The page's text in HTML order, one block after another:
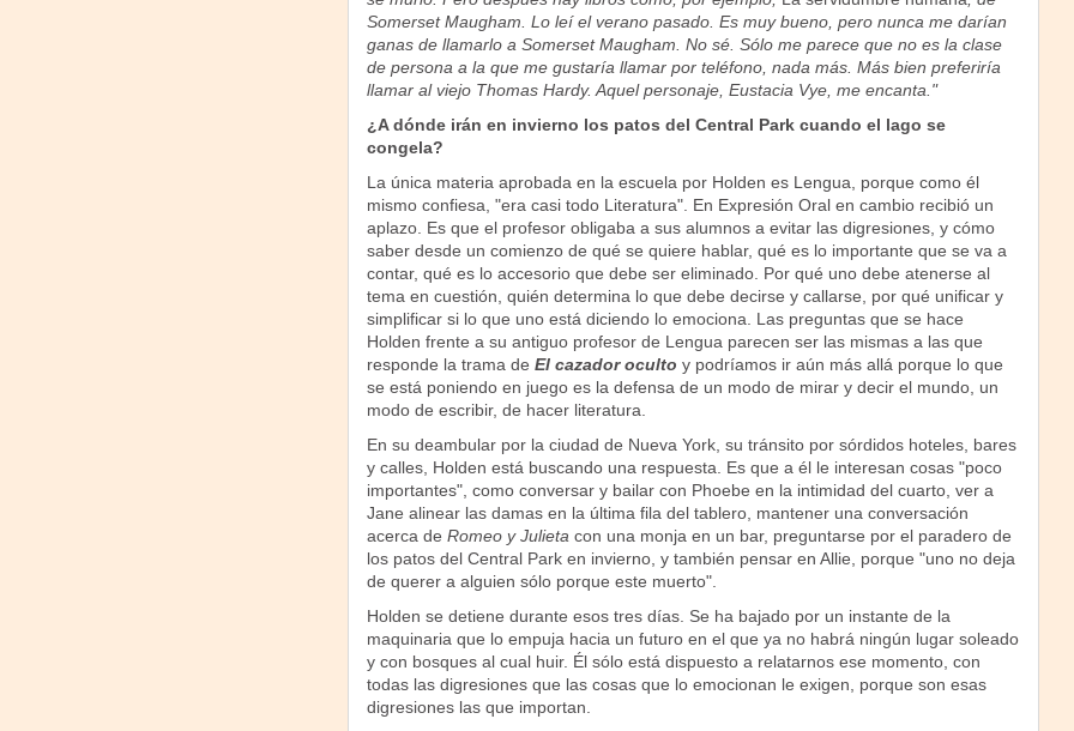
Somerset Maugham. Lo leí el verano pasado. Es muy bueno, pero nunca me darían
ganas de llamarlo a Somerset Maugham. No sé. Sólo me parece que no es la clase
de persona a la que me gustaría llamar por teléfono, nada más. Más bien preferiría
llamar al viejo Thomas Hardy. Aquel personaje, Eustacia Vye, me encanta."
¿A dónde irán en invierno los patos del Central Park cuando el lago se
congela?
La única materia aprobada en la escuela por Holden es Lengua, porque como él
mismo confiesa, "era casi todo Literatura". En Expresión Oral en cambio recibió un
aplazo. Es que el profesor obligaba a sus alumnos a evitar las digresiones, y cómo
saber desde un comienzo de qué se quiere hablar, qué es lo importante que se va a
contar, qué es lo accesorio que debe ser eliminado. Por qué uno debe atenerse al
tema en cuestión, quién determina lo que debe decirse y callarse, por qué unificar y
simplificar si lo que uno está diciendo lo emociona. Las preguntas que se hace
Holden frente a su antiguo profesor de Lengua parecen ser las mismas a las que
responde la trama de El cazador oculto y podríamos ir aún más allá porque lo que
se está poniendo en juego es la defensa de un modo de mirar y decir el mundo, un
modo de escribir, de hacer literatura.
En su deambular por la ciudad de Nueva York, su tránsito por sórdidos hoteles, bares
y calles, Holden está buscando una respuesta. Es que a él le interesan cosas "poco
importantes", como conversar y bailar con Phoebe en la intimidad del cuarto, ver a
Jane alinear las damas en la última fila del tablero, mantener una conversación
acerca de Romeo y Julieta con una monja en un bar, preguntarse por el paradero de
los patos del Central Park en invierno, y también pensar en Allie, porque "uno no deja
de querer a alguien sólo porque este muerto".
Holden se detiene durante esos tres días. Se ha bajado por un instante de la
maquinaria que lo empuja hacia un futuro en el que ya no habrá ningún lugar soleado
y con bosques al cual huir. Él sólo está dispuesto a relatarnos ese momento, con
todas las digresiones que las cosas que lo emocionan le exigen, porque son esas
digresiones las que importan.